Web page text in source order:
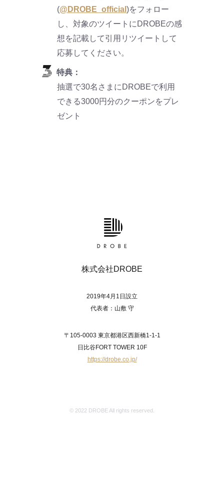
(@DROBE_official )をフォロー
し、対象のツイートにDROBEの感
想を記載して引用リツイートして
応募してください。
特典：
抽選で30名さまにDROBEで利用
できる3000円分のクーポンをプレ
ゼント
株式会社DROBE
2019年4月1日設立
代表者：山敷 守
〒105-0003 東京都港区西新橋1-1-1
日比谷FORT TOWER 10F
https://drobe.co.jp/
© 2022 DROBE All rights reserved.